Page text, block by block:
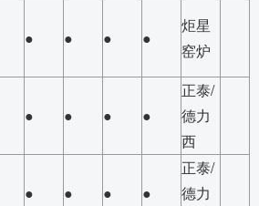
● ● ● ●
炬星
窑炉
● ● ● ●
正泰/
德力
西
● ● ● ●
正泰/
德力